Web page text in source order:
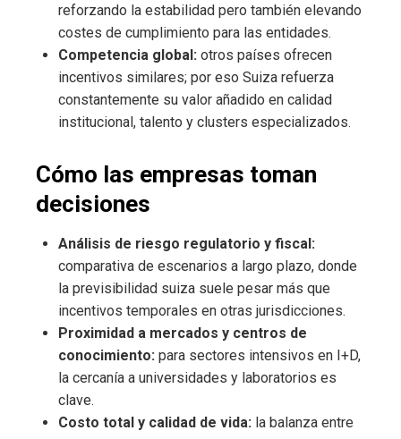
reforzando la estabilidad pero también elevando
costes de cumplimiento para las entidades.
Competencia global: otros países ofrecen
incentivos similares; por eso Suiza refuerza
constantemente su valor añadido en calidad
institucional, talento y clusters especializados.
Cómo las empresas toman
decisiones
Análisis de riesgo regulatorio y fiscal:
comparativa de escenarios a largo plazo, donde
la previsibilidad suiza suele pesar más que
incentivos temporales en otras jurisdicciones.
Proximidad a mercados y centros de
conocimiento: para sectores intensivos en I+D,
la cercanía a universidades y laboratorios es
clave.
Costo total y calidad de vida: la balanza entre